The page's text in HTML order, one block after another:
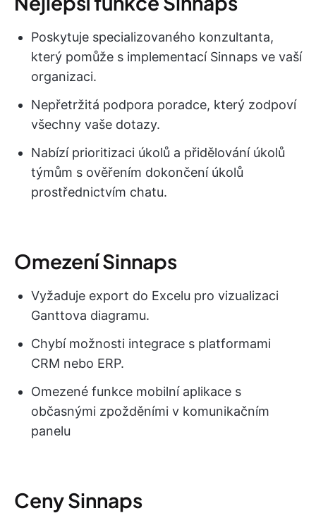
Poskytuje specializovaného konzultanta,
který pomůže s implementací Sinnaps ve vaší
organizaci.
Nepřetržitá podpora poradce, který zodpoví
všechny vaše dotazy.
Nabízí prioritizaci úkolů a přidělování úkolů
týmům s ověřením dokončení úkolů
prostřednictvím chatu.
Omezení Sinnaps
Vyžaduje export do Excelu pro vizualizaci
Ganttova diagramu.
Chybí možnosti integrace s platformami
CRM nebo ERP.
Omezené funkce mobilní aplikace s
občasnými zpožděními v komunikačním
panelu
Ceny Sinnaps